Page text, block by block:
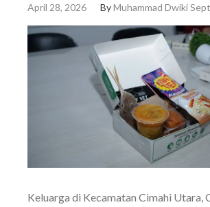
April 28, 2026 ByMuhammad Dwiki
Keluarga di Kecamatan Cimahi Utara,